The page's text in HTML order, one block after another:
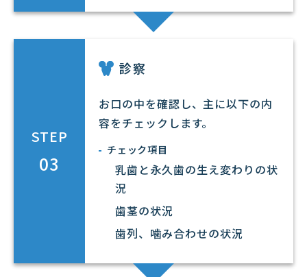
STEP
03
診察
お口の中を確認し、主に以下の内
容をチェックします。
チェック項目
乳歯と永久歯の生え変わりの状
況
歯茎の状況
歯列、噛み合わせの状況